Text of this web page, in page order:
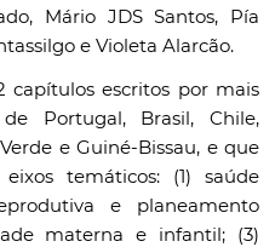
Mário JDS Santos, Pía
e Violeta Alarcão.
capítulos escritos por mais
Portugal, Brasil, Chile,
e Guiné-Bissau, e que
temáticos: (1) saúde
e planeamento
materna e infantil; (3)